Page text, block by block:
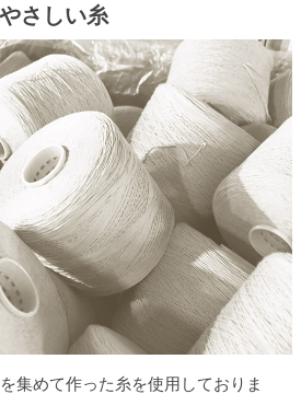
さしい糸
集めて作った糸を使用しておりま